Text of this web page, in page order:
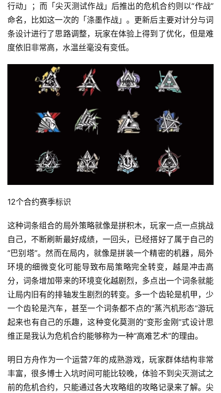
行动」；而「尖灭测试作战」后推出的危机合约则以“作战”
命名，比如这一次的「涤墨作战」。更新后主要对计分与词
条设计进行了思路调整，玩家在体验上得到了优化，但是难
度依旧非常高，水温丝毫没有变低。
12个合约赛季标识
这种词条组合的局外策略就像是拼积木，玩家一点一点挑战
自己，不断刷新最好成绩，一回头，已经搭好了属于自己的
“巴别塔”。然而在局内，就像是拼装一个精密的机器，局外
环境的细微变化可能导致布局策略完全转变，越是冲击高
分，词条增加带来的环境变化越剧烈，多点出一个词条就能
让局内旧有的排轴发生剧烈的转变。多一个齿轮是机甲，少
一个齿轮是汽车，甚至一个词条都不点的“蒸汽机形态”游玩
起来也有自己的乐趣，这种变化莫测的“变形金刚”式设计思
维正是我认为危机合约能够称为一种“高难艺术”的理由。
明日方舟作为一个运营7年的成熟游戏，玩家群体结构非常
丰富，很多博士入坑时间可能比较晚，体验不到尖灭测试之
前的危机合约，只能通过各大攻略组的攻略记录来了解。尖